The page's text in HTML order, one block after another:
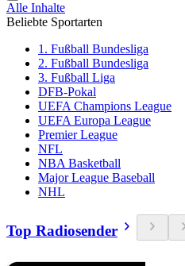
Alle Inhalte
Beliebte Sportarten
1. Fußball Bundesliga
2. Fußball Bundesliga
3. Fußball Liga
DFB-Pokal
UEFA Champions League
UEFA Europa League
Premier League
NFL
NBA Basketball
Major League Baseball
NHL
Top Radiosender